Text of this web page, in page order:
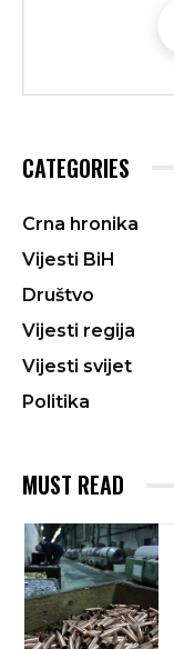
CATEGORIES
Crna hronika
Vijesti BiH
Društvo
Vijesti regija
Vijesti svijet
Politika
MUST READ